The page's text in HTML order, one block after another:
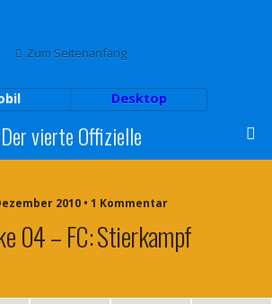
Zum Seitenanfang
Desktop
Der vierte Offizielle
2010 • 1 Kommentar
04 – FC: Stierkampf